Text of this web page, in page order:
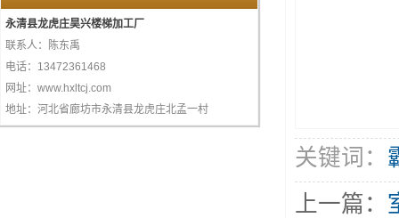
永清县龙虎庄昊兴楼梯加工厂
联系人：陈东禹
电话：13472361468
网址：www.hxltcj.com
地址：河北省廊坊市永清县龙虎庄北孟一村
关键词：
上一篇：